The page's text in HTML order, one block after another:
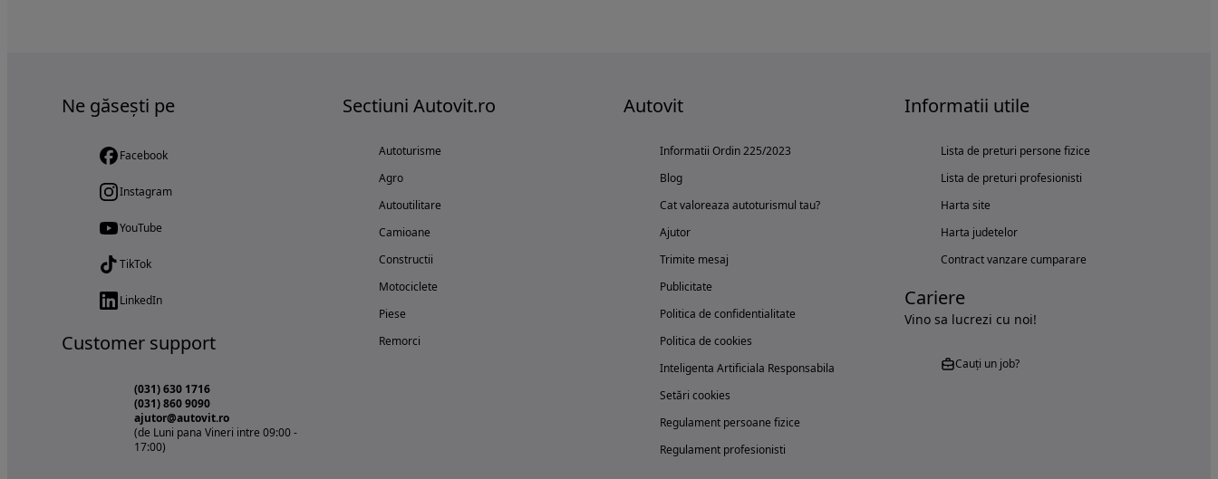
Ne găsești pe
Facebook
Instagram
YouTube
TikTok
LinkedIn
Customer support
(031) 630 1716
(031) 860 9090
ajutor@autovit.ro
(de Luni pana Vineri intre 09:00 -
17:00)
Sectiuni Autovit.ro
Autoturisme
Agro
Autoutilitare
Camioane
Constructii
Motociclete
Piese
Remorci
Autovit
Informatii Ordin 225/2023
Blog
Cat valoreaza autoturismul tau?
Ajutor
Trimite mesaj
Publicitate
Politica de confidentialitate
Politica de cookies
Inteligenta Artificiala Responsabila
Setări cookies
Regulament persoane fizice
Regulament profesionisti
Informatii utile
Lista de preturi persone fizice
Lista de preturi profesionisti
Harta site
Harta judetelor
Contract vanzare cumparare
Cariere
Vino sa lucrezi cu noi!
Cauți un job?